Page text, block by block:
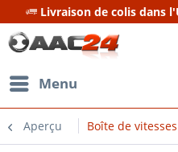
Livraison de colis dans
Menu
Aperçu Boîte de vitesses